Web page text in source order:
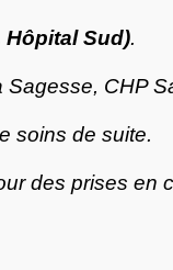
Hôpital Sud).
Sagesse, CHP
soins de suite.
des prises en